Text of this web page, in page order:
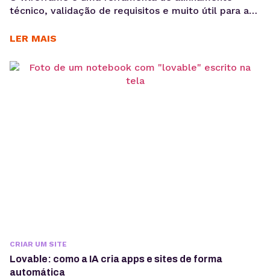
técnico, validação de requisitos e muito útil para a
antecipa problemas de navegação, arquitetura da
recursos em outras etapas. No desenvolvimento de
produtos digitais, decisões tomadas nas primeiras
LER MAIS
CRIAR UM SITE
Lovable: como a IA cria apps e sites de forma
automática